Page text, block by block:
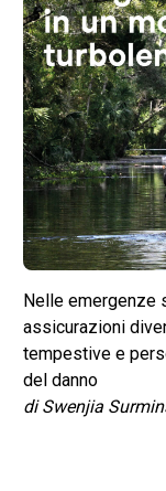
Nelle emergenze
assicurazioni
tempestive e
del danno
di Swenjia